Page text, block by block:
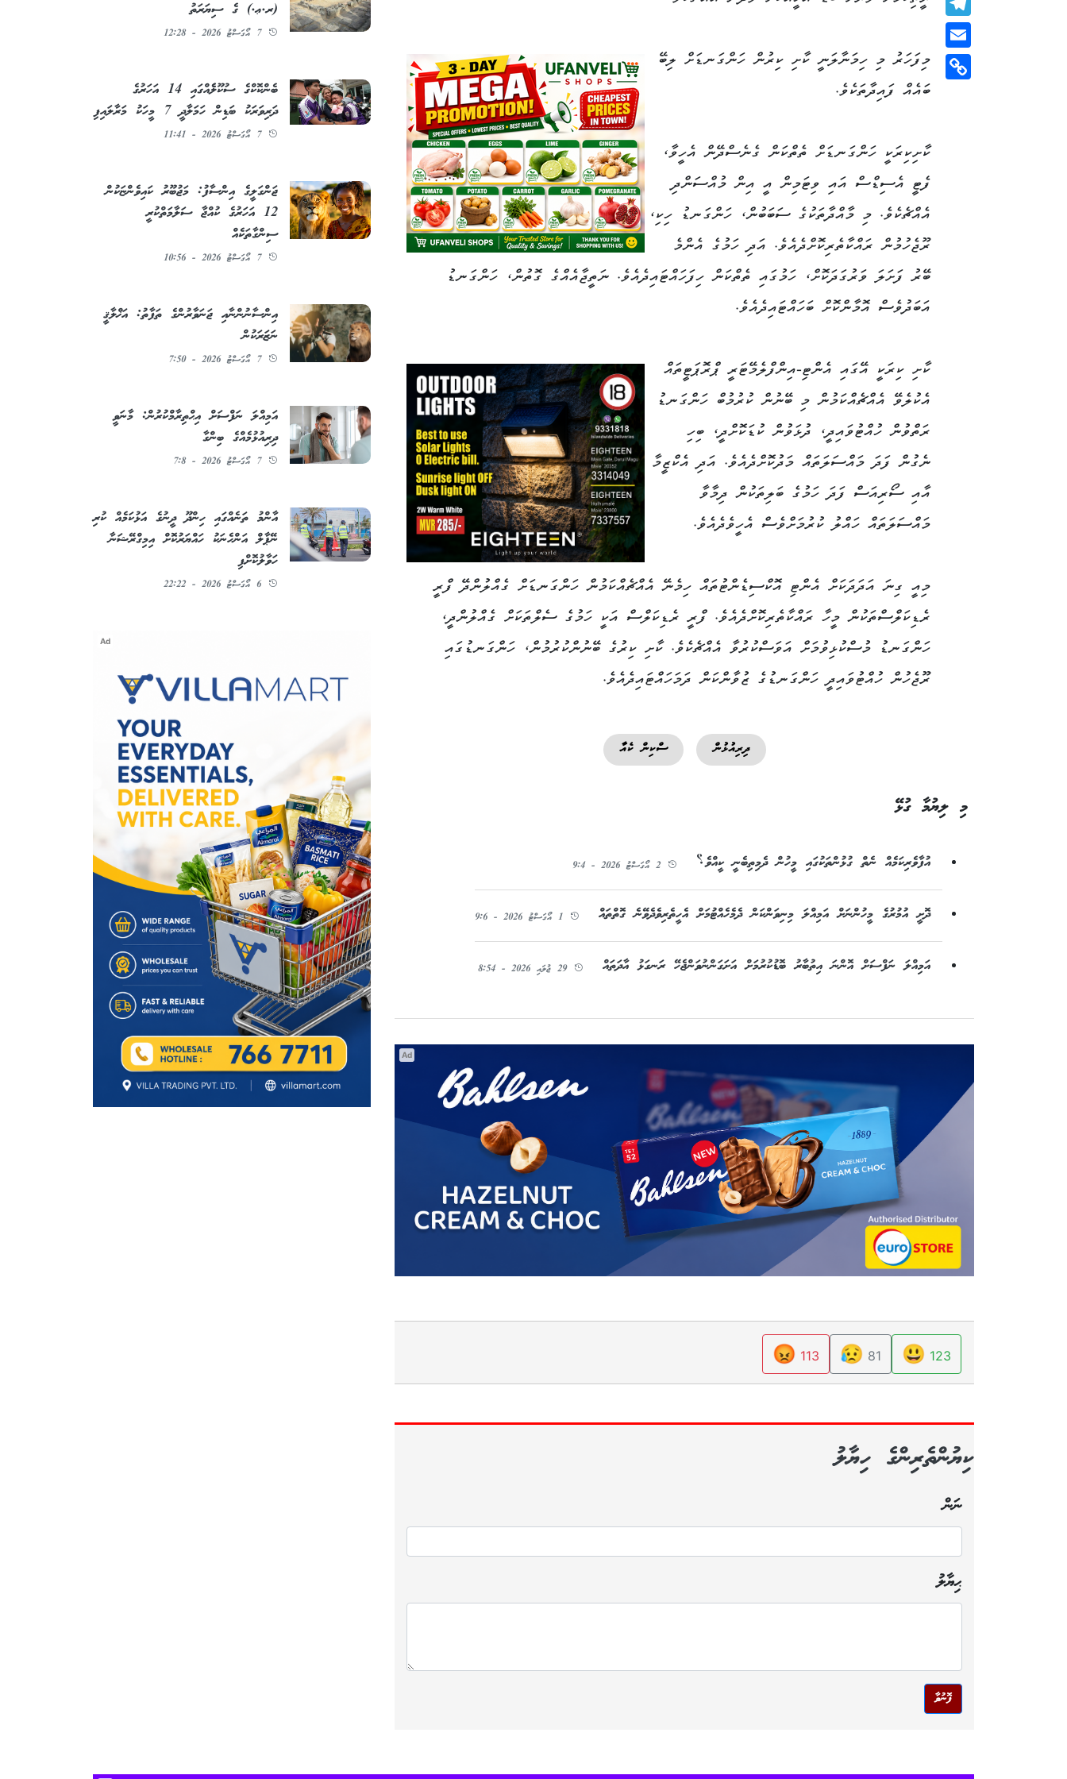
Email
Copy
މިފަހަރު މި ހިމަނާލަނީ ކާށި ކިރުން ހަންގަނޑަށް ލިބޭ
ބައެއް ފައިދާތަކެވެ.
ކާށިކިރަކީ ހަންގަނޑަށް ތެތްކަން ގެނެސްދޭން އެހީވާ،
ފެޓީ އެސިޑްސް އައި ވިޓަމިން އީ އިން މުއްސަންދި
އެއްޗެކެވެ. މި މާއްދާތަކުގެ ސަބަބުން، ހަންގަނޑު ހިކި،
ރޫޖެހުމުން ރައްކާތެރިކޮށްދެއެވެ. އަދި ހަމުގެ އެންމެ
ބޭރު ފަށަލަ ވަރުގަދަކޮށް، ހަމުގައި ތެތްކަން ހިފަހައްޓައިދެއެވެ. ނަތީޖާއެއްގެ ގޮތުން، ހަންގަނޑު
އަބަދުވެސް އޮމާންކޮށް ބަހައްޓައިދެއެވެ.
ކާށި ކިރަކީ އޭގައި އެންޓި-އިންފްލެމޭޓަރީ ޕްރޮޕަޓީތައް
އެކުލެވޭ އެއްޗެއްކަމުން މި ބޭނުން ކުރުމުބް ހަންގަނޑު
ރަތްވުން ހުއްޓުވައިދީ، ދުޅަވުން ކުޑަކޮށްދީ، ބިހި
ނެގުން ފަދަ މައްސަލަތައް މަދުކޮށްދެއެވެ. އަދި އެކްޒީމާ
އާއި ސޯރިއަސް ފަދަ ހަމުގެ ބަލިތަކުން ދިމާވާ
މައްސަލަތައް ހައްލު ކުރުމަށްވެސް އެހީވެދެއެވެ.
މިއީ ގިނަ އަދަދަކަށް އެންޓި އޮކްސިޑެންޓުތައް ހިމެނޭ އެއްޗެއްކަމުން ހަންގަނޑަށް ގެއްލުންދޭ ފްރީ
ރެޑިކަލްސްތަކުން މީހާ ރައްކާތެރިކޮށްދެއެވެ. ފްރީ ރެޑިކަލްސް އަކީ ހަމުގެ ސެލްތަކަށް ގެއްލުންދީ،
ހަންގަނޑު މުސްކުޅިވުމަށް އަވަސްކުރުވާ އެއްޗެކެވެ. ކާށި ކިރުގެ ބޭނުންކުރުމުން، ހަންގަނޑުގައި
ރޫޖެހުން ހުއްޓުވައިދީ ހަންގަނޑުގެ ޒުވާންކަން ދަމަހައްޓައިދެއެވެ.
ދިރިއުޅުން ސްކިން ކެއާ
މި ލިޔުމާ ގުޅޭ
އުފާވެރިކަމެއް ނެތް ގުޅުންތަކުގައި މީހުން ދެމިތިބެނީ ކީއްވެ؟
ދޮށީ އުމުރުގެ މީހުންނަށް އަމިއްލަ މިނިވަންކަން ދެމެހެއްޓުމަށް އެހީތެރިވެދެވޭނެ ގޮތްތައް
އަމިއްލަ ނަފްސަށް އޮންނަ އިތުބާރު ބޮޑުކުރުމަށް އަށަގަންނުވަންޖެހޭ ރަނގަޅު އާދަތައް 29 ޖުލައި 2026 - 8:54
Ad
123
😃
81
😥
113
😡
ކިޔުންތެރިންގެ ހިޔާލު
ނަން
ޙިޔާލު
ފޮނުވާ
(ރ.ޢ.) ގެ ސިޔަރަތު
7 އޯގަސްޓު 2026 - 12:28
ބެންކޮކްގެ ސުކޫލެެއްގައި 14 އަހަރުގެ
ދަރިވަރަކު ބަޑިން ހަމަލާދީ 7 މީހަކު މަރާލައިފި
7 އޯގަސްޓު 2026 - 11:41
ޖަންގަލީގެ އިންސާފު: މަޖުބޫރު ކައިވެންޏަކުން
12 އަހަރުގެ ކުއްޖާ ސަލާމަތްކުރީ
ސިންގާތަކެއް
7 އޯގަސްޓު 2026 - 10:56
އިންސާނުންނާއި ޖަނަވާރުންގެ ތަފާތު: އަޚްލާޤީ
ނަޒަރަކުން
7 އޯގަސްޓު 2026 - 7:50
އަމިއްލަ ނަފްސަށް އިޙްތިރާމްކުރުން: މާނަވީ
ދިރިއުޅުމެއްގެ ބިންގާ
7 އޯގަސްޓު 2026 - 7:8
އާންމު ތަނެއްގައި ހިންދޫ ދީނުގެ އަޅުކަމެއް ކުރި
ނޭޕާލް އަންހެނަކު ހައްޔަރުކޮށް އިމިގްރޭޝަނާ
ހަވާލުކޮށްފި
6 އޯގަސްޓު 2026 - 22:22
Ad